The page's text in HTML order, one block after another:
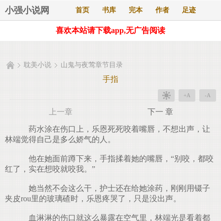
小强小说网 首页 书库 完本 作者 足迹
喜欢本站请下载app,无广告阅读
耽美小说 山鬼与夜莺章节目录
手指
+A -A
上一章 下一 章
药水涂在伤口上，乐恩死死咬着嘴唇，不想出声，让
林端觉得自己是多么娇气的人。
他在她面前蹲下来，手指揉着她的嘴唇，“别咬，都咬
红了，实在想咬就咬我。”
她当然不会这么干，护士还在给她涂药，刚刚用镊子
夹皮rou里的玻璃碴时，乐恩疼哭了，只是没出声。
血淋淋的伤口就这么暴露在空气里，林端光是看着都